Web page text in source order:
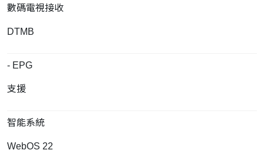
數碼電視接收
DTMB
- EPG
支援
智能系統
WebOS 22